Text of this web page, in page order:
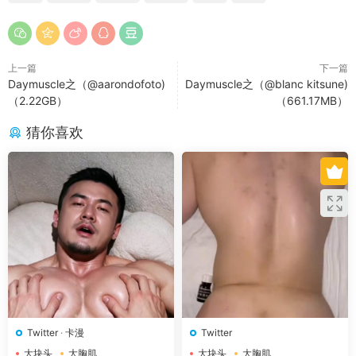
上一篇
Daymuscle之（@aarondofoto)
（2.22GB）
下一篇
Daymuscle之（@blanc kitsune)
（661.17MB）
猜你喜欢
Twitter· 卡漫
大块头
大胸肌
Twitter
大块头
大胸肌